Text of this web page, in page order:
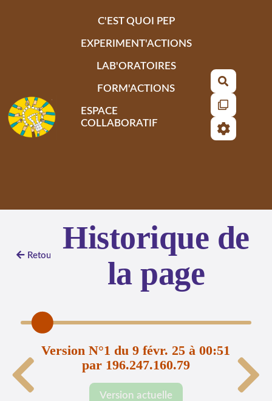
C'EST QUOI PEP
EXPERIMENT'ACTIONS
LAB'ORATOIRES
FORM'ACTIONS
ESPACE
COLLABORATIF
Retour
Historique de
la page
Version N°1 du 9 févr. 25 à 00:51
par 196.247.160.79
Version actuelle